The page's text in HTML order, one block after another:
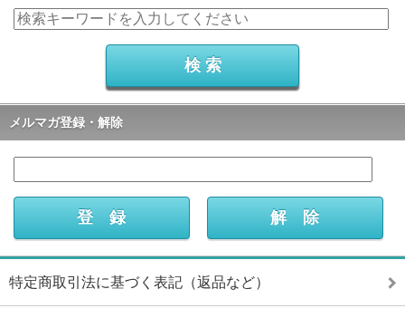
メルマガ登録・解除
特定商取引法に基づく表記（返品など）